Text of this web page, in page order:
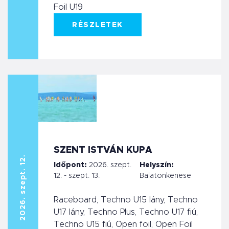
Foil U19
RÉSZLETEK
2026. szept. 12.
SZENT ISTVÁN KUPA
Időpont: 2026. szept.
12. - szept. 13.
Helyszín:
Balatonkenese
Raceboard, Techno U15 lány, Techno
U17 lány, Techno Plus, Techno U17 fiú,
Techno U15 fiú, Open foil, Open Foil